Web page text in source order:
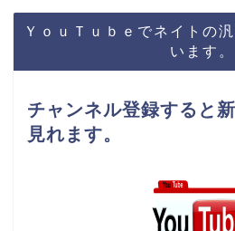
ＹｏｕＴｕｂｅでネイトの
います。
チャンネル登録すると
見れます。